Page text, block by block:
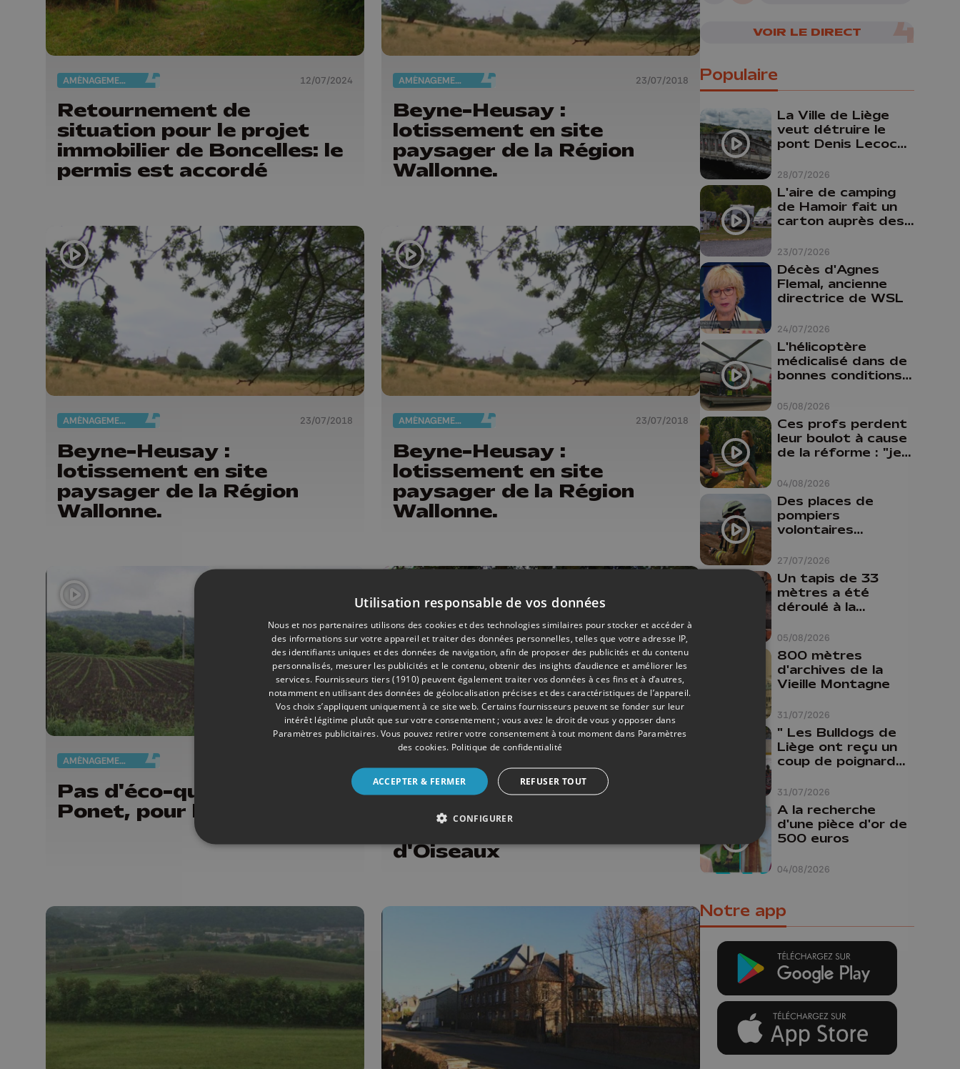
AMÉNAGEMENT DU TERRITOIRE 12/07/2024
Retournement de
situation pour le projet
immobilier de Boncelles: le
permis est accordé
AMÉNAGEMENT DU TERRITOIRE 23/07/2018
Beyne-Heusay :
lotissement en site
paysager de la Région
Wallonne.
AMÉNAGEMENT DU TERRITOIRE 23/07/2018
Beyne-Heusay :
lotissement en site
paysager de la Région
Wallonne.
AMÉNAGEMENT DU TERRITOIRE 23/07/2018
Beyne-Heusay :
lotissement en site
paysager de la Région
Wallonne.
AMÉNAGEMENT DU TERRITOIRE
Pas d'éco-quartier au Ry-
Ponet, pour le moment
Eau courante désormais
pour tous les habitants du
Hameau du Chant
d'Oiseaux
VOIR LE DIRECT
Populaire
28/07/2026
La Ville de Liège
veut détruire le
pont Denis Lecocq
budget pour le
faire
23/07/2026
L'aire de camping
de Hamoir fait un
carton auprès des
24/07/2026
Décès d'Agnes
Flemal, ancienne
directrice de WSL
05/08/2026
L'hélicoptère
médicalisé dans de
bonnes conditions à
04/08/2026
Ces profs perdent
leur boulot à cause
de la réforme : "je
comme prof que
comme
pharmacienne"
27/07/2026
Des places de
pompiers
volontaires
province de Liège :
"Un citoyen qui
n'est formé ne
peut pas nous
aider"
05/08/2026
Un tapis de 33
mètres a été
déroulé à la
Liège
31/07/2026
800 mètres
d'archives de la
Vieille Montagne
31/07/2026
" Les Bulldogs de
Liège ont reçu un
coup de poignard
04/08/2026
A la recherche
d'une pièce d'or de
500 euros
Notre app
Utilisation responsable de vos données
Nous et nos partenaires utilisons des cookies et des technologies similaires pour stocker et accéder à
des informations sur votre appareil et traiter des données personnelles, telles que votre adresse IP,
des identifiants uniques et des données de navigation, afin de proposer des publicités et du contenu
personnalisés, mesurer les publicités et le contenu, obtenir des insights d’audience et améliorer les
services. Fournisseurs tiers (1910) peuvent également traiter vos données à ces fins et à d’autres,
notamment en utilisant des données de géolocalisation précises et des caractéristiques de l’appareil.
Vos choix s’appliquent uniquement à ce site web. Certains fournisseurs peuvent se fonder sur leur
intérêt légitime plutôt que sur votre consentement ; vous avez le droit de vous y opposer dans
Paramètres publicitaires. Vous pouvez retirer votre consentement à tout moment dans Paramètres
des cookies. Politique de confidentialité
ACCEPTER & FERMER REFUSER TOUT
CONFIGURER